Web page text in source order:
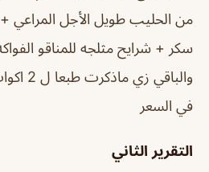
من الحليب طويل الأجل المراعي
سكر + شرايح مثلجه للمناقو
في السعر
التقرير الثاني